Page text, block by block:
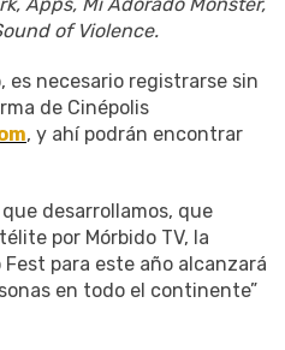
of Violence.
es necesario registrarse sin
de Cinépolis
, y ahí podrán encontrar
desarrollamos, que
por Mórbido TV, la
para este año alcanzará
en todo el continente”